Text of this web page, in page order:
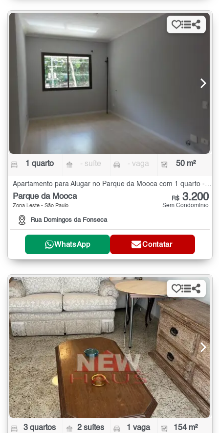
1 quarto - suíte - vaga 50 m²
Parque da Mooca
Zona Leste - São Paulo
Rua Domingos da Fonseca
R$ 3.200
Sem Condomínio
WhatsApp Contatar
3 quartos 2 suítes 1 vaga 154 m²